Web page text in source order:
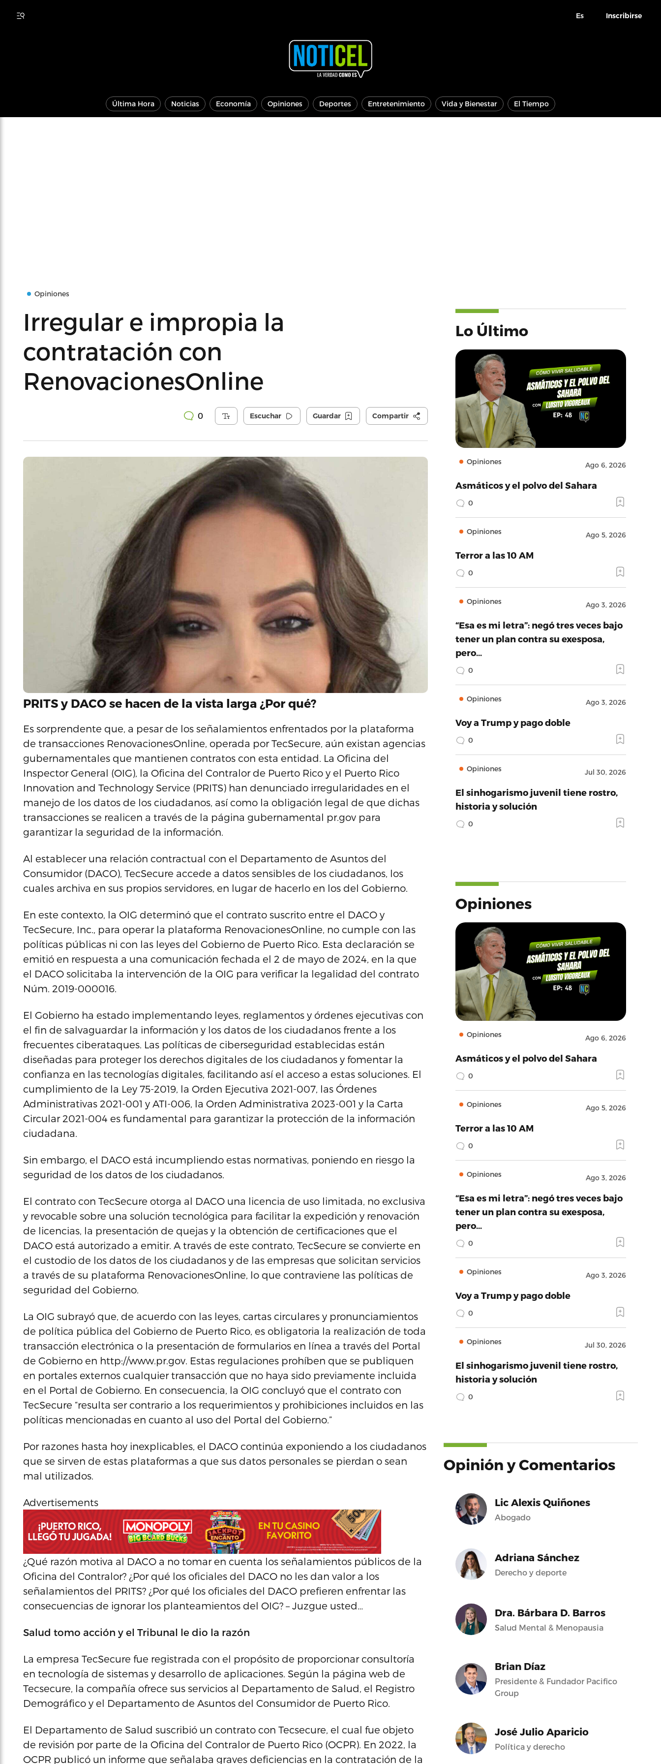
Es Inscribirse
Última Hora Noticias Economía Opiniones Deportes Entretenimiento Vida y Bienestar El Tiempo
Opiniones
Irregular e impropia la
contratación con
RenovacionesOnline
0 Escuchar Guardar Compartir
PRITS y DACO se hacen de la vista larga ¿Por qué?
Es sorprendente que, a pesar de los señalamientos enfrentados por la plataforma
de transacciones RenovacionesOnline, operada por TecSecure, aún existan agencias
gubernamentales que mantienen contratos con esta entidad. La Oficina del
Inspector General (OIG), la Oficina del Contralor de Puerto Rico y el Puerto Rico
Innovation and Technology Service (PRITS) han denunciado irregularidades en el
manejo de los datos de los ciudadanos, así como la obligación legal de que dichas
transacciones se realicen a través de la página gubernamental pr.gov para
garantizar la seguridad de la información.
Al establecer una relación contractual con el Departamento de Asuntos del
Consumidor (DACO), TecSecure accede a datos sensibles de los ciudadanos, los
cuales archiva en sus propios servidores, en lugar de hacerlo en los del Gobierno.
En este contexto, la OIG determinó que el contrato suscrito entre el DACO y
TecSecure, Inc., para operar la plataforma RenovacionesOnline, no cumple con las
políticas públicas ni con las leyes del Gobierno de Puerto Rico. Esta declaración se
emitió en respuesta a una comunicación fechada el 2 de mayo de 2024, en la que
el DACO solicitaba la intervención de la OIG para verificar la legalidad del contrato
Núm. 2019-000016.
El Gobierno ha estado implementando leyes, reglamentos y órdenes ejecutivas con
el fin de salvaguardar la información y los datos de los ciudadanos frente a los
frecuentes ciberataques. Las políticas de ciberseguridad establecidas están
diseñadas para proteger los derechos digitales de los ciudadanos y fomentar la
confianza en las tecnologías digitales, facilitando así el acceso a estas soluciones. El
cumplimiento de la Ley 75-2019, la Orden Ejecutiva 2021-007, las Órdenes
Administrativas 2021-001 y ATI-006, la Orden Administrativa 2023-001 y la Carta
Circular 2021-004 es fundamental para garantizar la protección de la información
ciudadana.
Sin embargo, el DACO está incumpliendo estas normativas, poniendo en riesgo la
seguridad de los datos de los ciudadanos.
El contrato con TecSecure otorga al DACO una licencia de uso limitada, no exclusiva
y revocable sobre una solución tecnológica para facilitar la expedición y renovación
de licencias, la presentación de quejas y la obtención de certificaciones que el
DACO está autorizado a emitir. A través de este contrato, TecSecure se convierte en
el custodio de los datos de los ciudadanos y de las empresas que solicitan servicios
a través de su plataforma RenovacionesOnline, lo que contraviene las políticas de
seguridad del Gobierno.
La OIG subrayó que, de acuerdo con las leyes, cartas circulares y pronunciamientos
de política pública del Gobierno de Puerto Rico, es obligatoria la realización de toda
transacción electrónica o la presentación de formularios en línea a través del Portal
de Gobierno en http://www.pr.gov. Estas regulaciones prohíben que se publiquen
en portales externos cualquier transacción que no haya sido previamente incluida
en el Portal de Gobierno. En consecuencia, la OIG concluyó que el contrato con
TecSecure “resulta ser contrario a los requerimientos y prohibiciones incluidos en las
políticas mencionadas en cuanto al uso del Portal del Gobierno.”
Por razones hasta hoy inexplicables, el DACO continúa exponiendo a los ciudadanos
que se sirven de estas plataformas a que sus datos personales se pierdan o sean
mal utilizados.
Advertisements
¿Qué razón motiva al DACO a no tomar en cuenta los señalamientos públicos de la
Oficina del Contralor? ¿Por qué los oficiales del DACO no les dan valor a los
señalamientos del PRITS? ¿Por qué los oficiales del DACO prefieren enfrentar las
consecuencias de ignorar los planteamientos del OIG? – Juzgue usted…
Salud tomo acción y el Tribunal le dio la razón
La empresa TecSecure fue registrada con el propósito de proporcionar consultoría
en tecnología de sistemas y desarrollo de aplicaciones. Según la página web de
Tecsecure, la compañía ofrece sus servicios al Departamento de Salud, el Registro
Demográfico y el Departamento de Asuntos del Consumidor de Puerto Rico.
El Departamento de Salud suscribió un contrato con Tecsecure, el cual fue objeto
de revisión por parte de la Oficina del Contralor de Puerto Rico (OCPR). En 2022, la
OCPR publicó un informe que señalaba graves deficiencias en la contratación de la
Lo Último
Opiniones Ago 6, 2026
Asmáticos y el polvo del Sahara
0
Opiniones Ago 5, 2026
Terror a las 10 AM
0
Opiniones Ago 3, 2026
“Esa es mi letra”: negó tres veces bajo
tener un plan contra su exesposa,
pero…
0
Opiniones Ago 3, 2026
Voy a Trump y pago doble
0
Opiniones Jul 30, 2026
El sinhogarismo juvenil tiene rostro,
historia y solución
0
Opiniones
Opiniones Ago 6, 2026
Asmáticos y el polvo del Sahara
0
Opiniones Ago 5, 2026
Terror a las 10 AM
0
Opiniones Ago 3, 2026
“Esa es mi letra”: negó tres veces bajo
tener un plan contra su exesposa,
pero…
0
Opiniones Ago 3, 2026
Voy a Trump y pago doble
0
Opiniones Jul 30, 2026
El sinhogarismo juvenil tiene rostro,
historia y solución
0
Opinión y Comentarios
Lic Alexis Quiñones
Abogado
Adriana Sánchez
Derecho y deporte
Dra. Bárbara D. Barros
Salud Mental & Menopausia
Brian Díaz
Presidente & Fundador Pacifico
Group
José Julio Aparicio
Política y derecho